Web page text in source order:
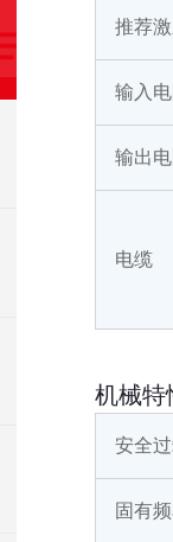
推荐
输入
输出
电缆
机械特
安全
固有